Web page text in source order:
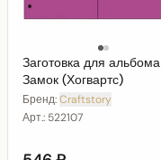
Заготовка для альбома
Замок (Хогвартс)
Бренд:Craftstory
Арт.: 522107